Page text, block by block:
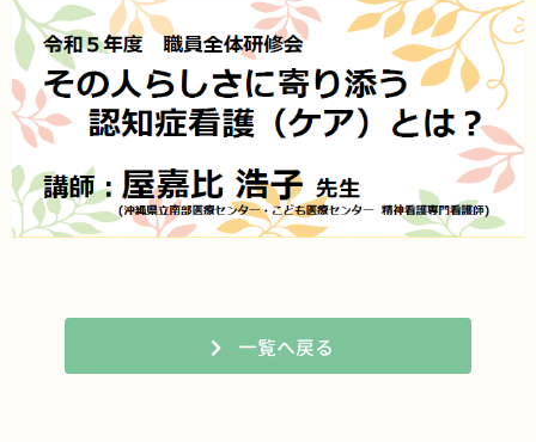
一覧へ戻る